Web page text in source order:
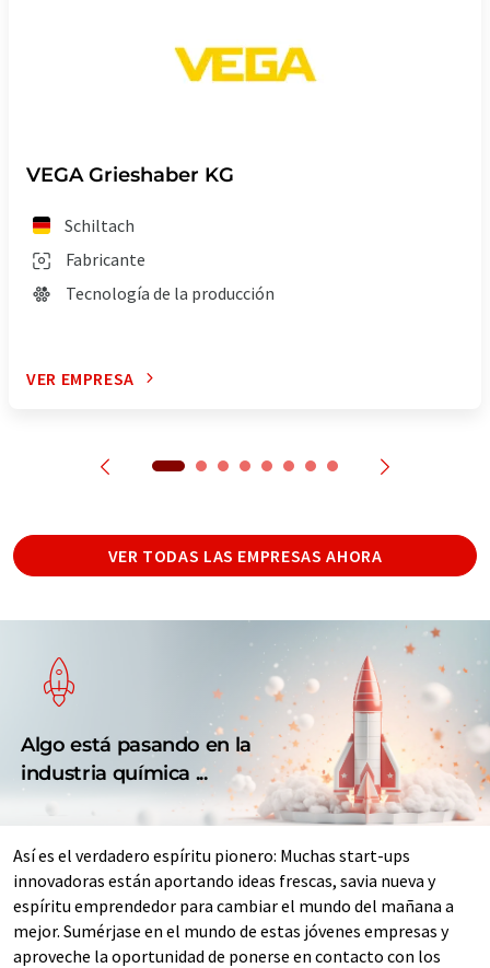
VEGA Grieshaber KG
Schiltach
Fabricante
Tecnología de la producción
VER EMPRESA
VER TODAS LAS EMPRESAS AHORA
Algo está pasando en la
industria química ...
Así es el verdadero espíritu pionero: Muchas start-ups
innovadoras están aportando ideas frescas, savia nueva y
espíritu emprendedor para cambiar el mundo del mañana a
mejor. Sumérjase en el mundo de estas jóvenes empresas y
aproveche la oportunidad de ponerse en contacto con los